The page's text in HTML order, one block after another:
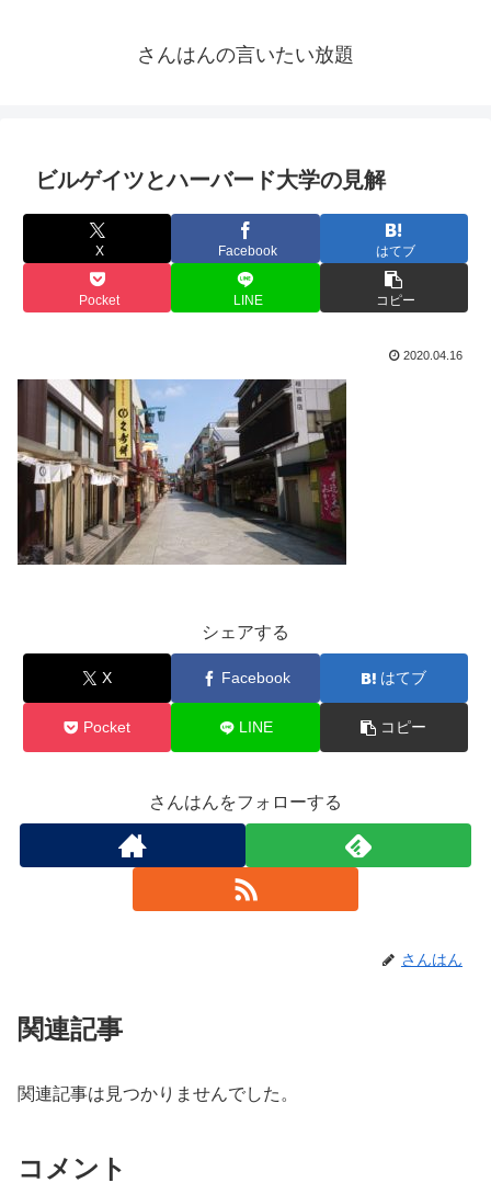
さんはんの言いたい放題
ビルゲイツとハーバード大学の見解
X Facebook はてブ
Pocket LINE コピー
2020.04.16
シェアする
X Facebook はてブ
Pocket LINE コピー
さんはんをフォローする
さんはん
関連記事
関連記事は見つかりませんでした。
コメント